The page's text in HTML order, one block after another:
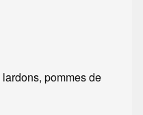
pommes de